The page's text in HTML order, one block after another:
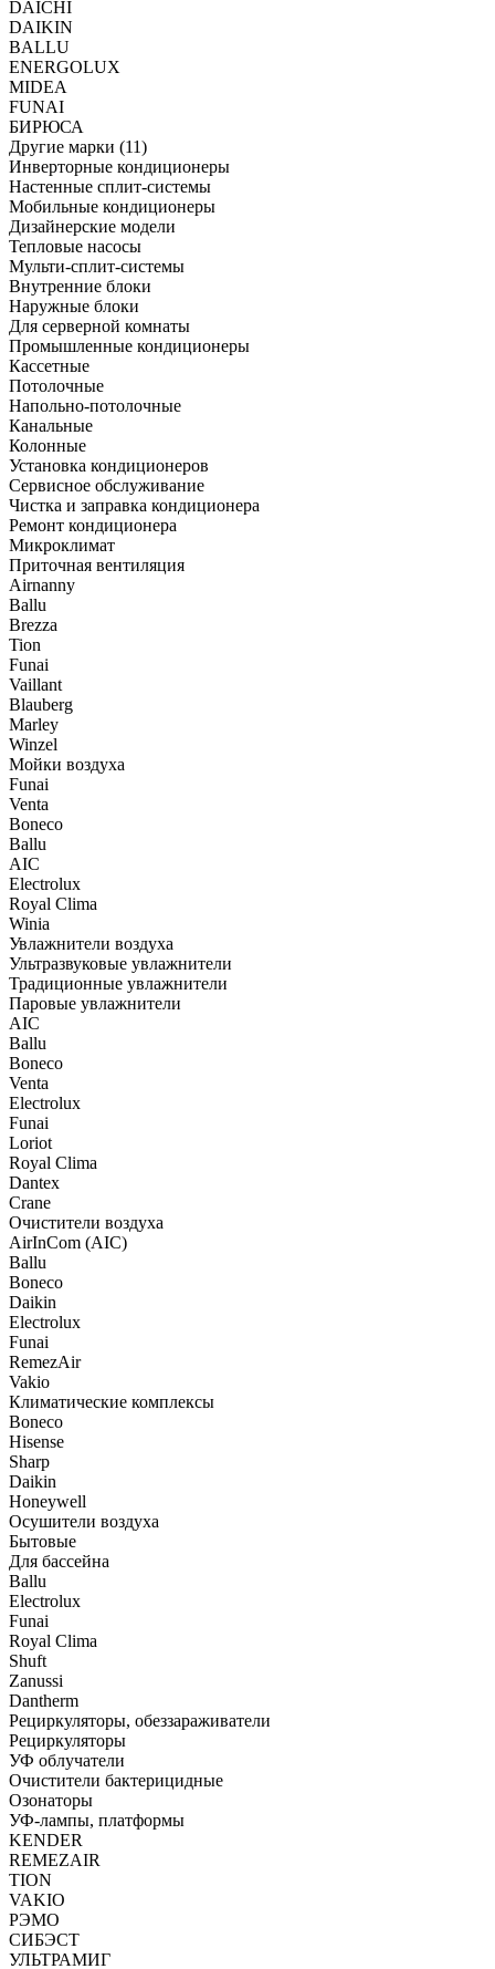
DAICHI
DAIKIN
BALLU
ENERGOLUX
MIDEA
FUNAI
БИРЮСА
Другие марки (11)
Инверторные кондиционеры
Настенные сплит-системы
Мобильные кондиционеры
Дизайнерские модели
Тепловые насосы
Мульти-сплит-системы
Внутренние блоки
Наружные блоки
Для серверной комнаты
Промышленные кондиционеры
Кассетные
Потолочные
Напольно-потолочные
Канальные
Колонные
Установка кондиционеров
Сервисное обслуживание
Чистка и заправка кондиционера
Ремонт кондиционера
Микроклимат
Приточная вентиляция
Airnanny
Ballu
Brezza
Tion
Funai
Vaillant
Blauberg
Marley
Winzel
Мойки воздуха
Funai
Venta
Boneco
Ballu
AIC
Electrolux
Royal Clima
Winia
Увлажнители воздуха
Ультразвуковые увлажнители
Традиционные увлажнители
Паровые увлажнители
AIC
Ballu
Boneco
Venta
Electrolux
Funai
Loriot
Royal Clima
Dantex
Crane
Очистители воздуха
AirInCom (AIC)
Ballu
Boneco
Daikin
Electrolux
Funai
RemezAir
Vakio
Климатические комплексы
Boneco
Hisense
Sharp
Daikin
Honeywell
Осушители воздуха
Бытовые
Для бассейна
Ballu
Electrolux
Funai
Royal Clima
Shuft
Zanussi
Dantherm
Рециркуляторы, обеззараживатели
Рециркуляторы
УФ облучатели
Очистители бактерицидные
Озонаторы
УФ-лампы, платформы
KENDER
REMEZAIR
TION
VAKIO
РЭМО
СИБЭСТ
УЛЬТРАМИГ